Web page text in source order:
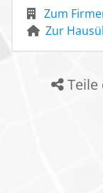
Zum
Zur
Teile